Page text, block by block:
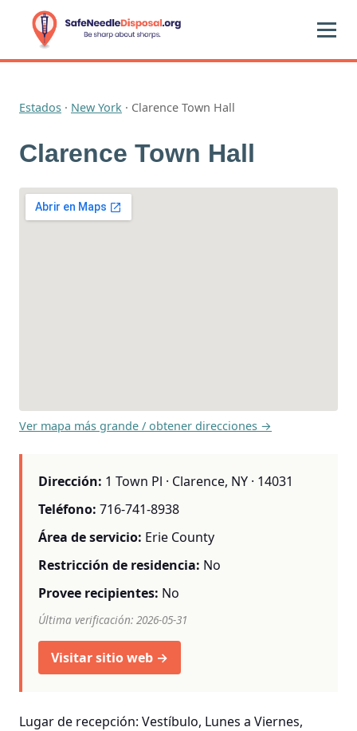
Estados · New York · Clarence Town Hall
Clarence Town Hall
Ver mapa más grande / obtener direcciones →
Dirección: 1 Town Pl · Clarence, NY · 14031
Teléfono: 716-741-8938
Área de servicio: Erie County
Restricción de residencia: No
Provee recipientes: No
Última verificación: 2026-05-31
Visitar sitio web →
Lugar de recepción: Vestíbulo, Lunes a Viernes,